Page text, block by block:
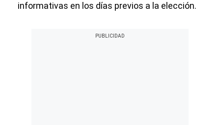
informativas en los días previos a la elección.